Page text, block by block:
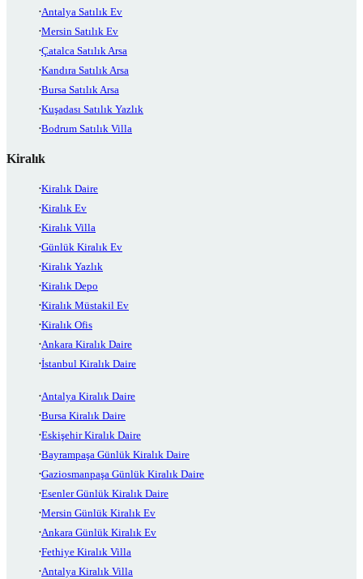
Antalya Satılık Ev
Mersin Satılık Ev
Çatalca Satılık Arsa
Kandıra Satılık Arsa
Bursa Satılık Arsa
Kuşadası Satılık Yazlık
Bodrum Satılık Villa
Kiralık
Kiralık Daire
Kiralık Ev
Kiralık Villa
Günlük Kiralık Ev
Kiralık Yazlık
Kiralık Depo
Kiralık Müstakil Ev
Kiralık Ofis
Ankara Kiralık Daire
İstanbul Kiralık Daire
Antalya Kiralık Daire
Bursa Kiralık Daire
Eskişehir Kiralık Daire
Bayrampaşa Günlük Kiralık Daire
Gaziosmanpaşa Günlük Kiralık Daire
Esenler Günlük Kiralık Daire
Mersin Günlük Kiralık Ev
Ankara Günlük Kiralık Ev
Fethiye Kiralık Villa
Antalya Kiralık Villa